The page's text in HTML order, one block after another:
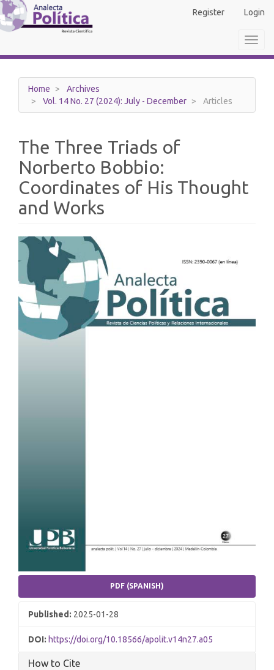
Main
Navigation
Main
Sidebar
Register Login
Home
Archives
Vol. 14 No. 27 (2024): July - December
Articles
The Three Triads of
Norberto Bobbio:
Coordinates of His Thought
and Works
Article
Sidebar
PDF (SPANISH)
Published: 2025-01-28
DOI: https://doi.org/10.18566/apolit.v14n27.a05
How to Cite